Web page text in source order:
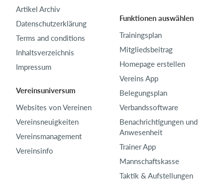
Artikel Archiv
Datenschutzerklärung
Terms and conditions
Inhaltsverzeichnis
Impressum
Vereinsuniversum
Websites von Vereinen
Vereinsneuigkeiten
Vereinsmanagement
Vereinsinfo
Funktionen auswählen
Trainingsplan
Mitgliedsbeitrag
Homepage erstellen
Vereins App
Belegungsplan
Verbandssoftware
Benachrichtigungen und
Anwesenheit
Trainer App
Mannschaftskasse
Taktik & Aufstellungen